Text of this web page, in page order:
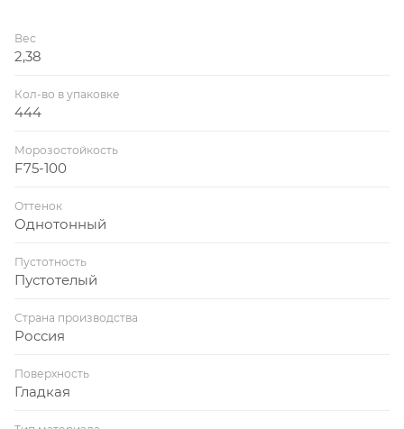
Вес
2,38
Кол-во в упаковке
444
Морозостойкость
F75-100
Оттенок
Однотонный
Пустотность
Пустотелый
Страна производства
Россия
Поверхность
Гладкая